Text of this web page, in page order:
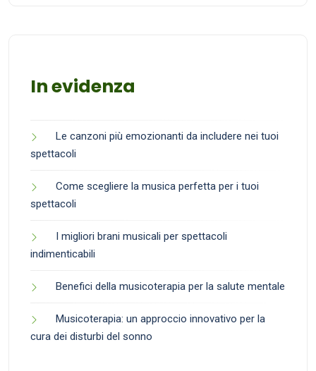
In evidenza
Le canzoni più emozionanti da includere nei tuoi
spettacoli
Come scegliere la musica perfetta per i tuoi
spettacoli
I migliori brani musicali per spettacoli
indimenticabili
Benefici della musicoterapia per la salute mentale
Musicoterapia: un approccio innovativo per la
cura dei disturbi del sonno